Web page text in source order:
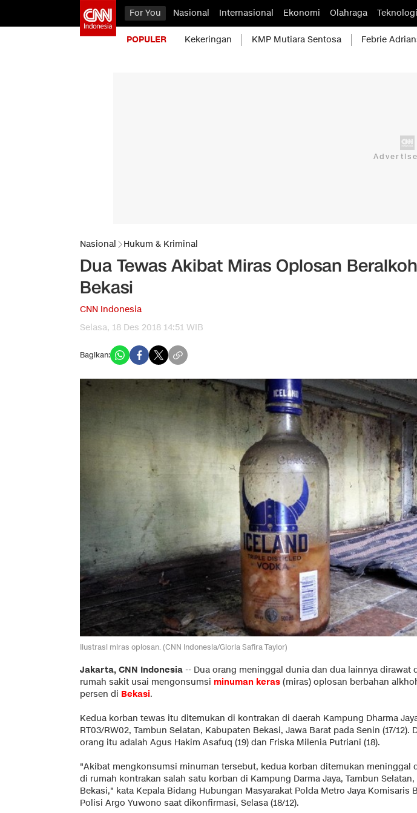
For You Nasional Internasional Ekonomi Olahraga Teknologi
POPULER Kekeringan KMP Mutiara Sentosa Febrie
Nasional Hukum & Kriminal
Dua Tewas Akibat Miras Oplosan
Bekasi
CNN Indonesia
Selasa, 18 Des 2018 14:51 WIB
Bagikan:
Ilustrasi miras oplosan. (CNN Indonesia/Gloria Safira Taylor)
Jakarta, CNN Indonesia -- Dua orang meninggal dunia dan dua lainnya dirawat
rumah sakit usai mengonsumsi minuman keras (miras) oplosan berbahan
persen di Bekasi.
Kedua korban tewas itu ditemukan di kontrakan di daerah Kampung Dharma
RT03/RW02, Tambun Selatan, Kabupaten Bekasi, Jawa Barat pada Senin (17/12).
orang itu adalah Agus Hakim Asafuq (19) dan Friska Milenia Putriani (18).
"Akibat mengkonsumsi minuman tersebut, kedua korban ditemukan meninggal
di rumah kontrakan salah satu korban di Kampung Darma Jaya, Tambun Selatan,
Bekasi," kata Kepala Bidang Hubungan Masyarakat Polda Metro Jaya Komisaris
Polisi Argo Yuwono saat dikonfirmasi, Selasa (18/12).